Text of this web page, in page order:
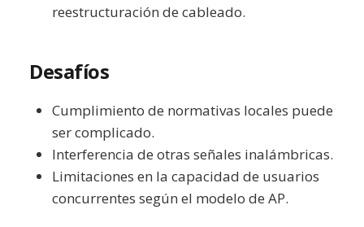
reestructuración de cableado.
Desafíos
Cumplimiento de normativas locales puede
ser complicado.
Interferencia de otras señales inalámbricas.
Limitaciones en la capacidad de usuarios
concurrentes según el modelo de AP.